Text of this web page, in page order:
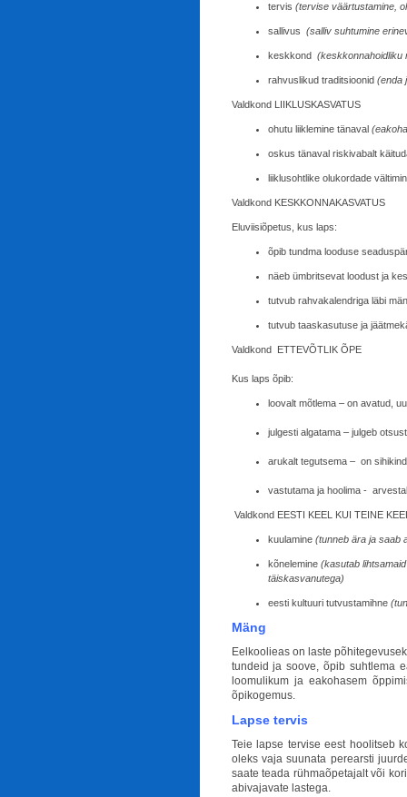
tervis (tervise väärtustamine,
sallivus (salliv suhtumine
keskkond (keskkonnahoidliku
rahvuslikud traditsioonid (enda
Valdkond LIIKLUSKASVATUS
ohutu liiklemine tänaval
oskus tänaval riskivabalt
liiklusohtlike olukordade
Valdkond KESKKONNAKASVATUS
Eluviisiõpetus, kus laps:
õpib tundma looduse
näeb ümbritsevat loodust ja
tutvub rahvakalendriga läbi
tutvub taaskasutuse ja
Valdkond ETTEVÕTLIK ÕPE
Kus laps õpib:
loovalt mõtlema – on avatud,
julgesti algatama – julgeb
arukalt tegutsema – on
vastutama ja hoolima -
Valdkond EESTI KEEL KUI TEINE
kuulamine(tunneb ära ja saab
kõnelemine (kasutab
täiskasvanutega)
eesti kultuuri tutvustamihne
Mäng
Eelkoolieas on laste
tundeid ja soove, õpib suhtlema
loomulikum ja eakohasem
õpikogemus.
Lapse tervis
Teie lapse tervise eest hoolitseb
oleks vaja suunata perearsti
saate teada rühmaõpetajalt või
abivajavate lastega.